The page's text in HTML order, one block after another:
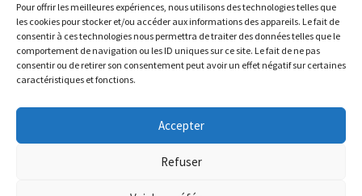
Pour offrir les meilleures expériences, nous utilisons des technologies telles que
les cookies pour stocker et/ou accéder aux informations des appareils. Le fait de
consentir à ces technologies nous permettra de traiter des données telles que le
comportement de navigation ou les ID uniques sur ce site. Le fait de ne pas
consentir ou de retirer son consentement peut avoir un effet négatif sur certaines
caractéristiques et fonctions.
Accepter
Refuser
Le magasin de Lyon sera fermé du 30 juillet au 17 août
inclus. Les commandes seront expédiées à partir du 18
The physical record shop will be closed from july 30th to
august 17th included. Online orders will start shipping on
august 18th.
MARTYR Warp Zone (Reissue) - Vinyl LP (swamp
green orange marble)
23.00€